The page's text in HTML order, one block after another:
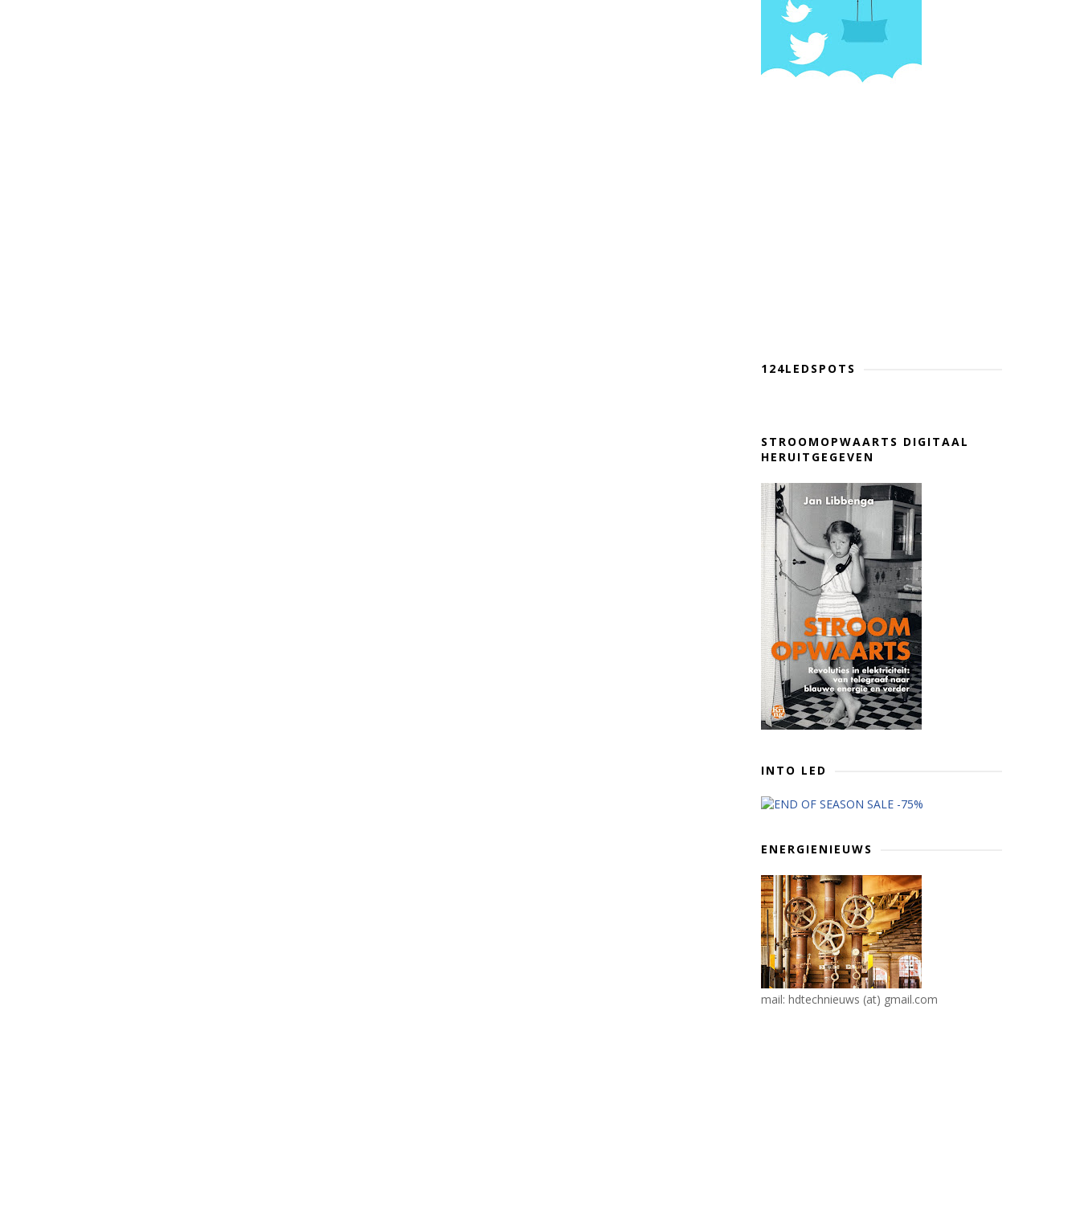
124LEDSPOTS
STROOMOPWAARTS DIGITAAL
HERUITGEGEVEN
INTO LED
ENERGIENIEUWS
mail: hdtechnieuws (at) gmail.com